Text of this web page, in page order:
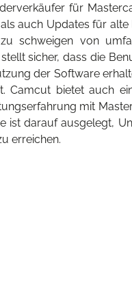
für
auch Updates für
schweigen von
sicher, dass die
der Software
Camcut bietet auch
mit
ist darauf ausgelegt,
erreichen.